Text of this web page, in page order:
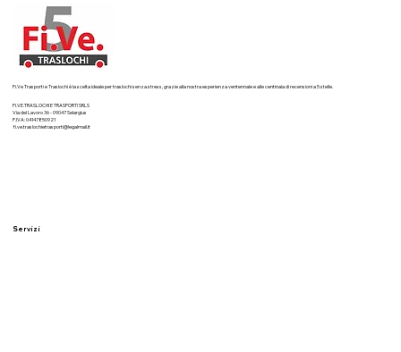
Fi.Ve Trasporti e Traslochi è la scelta ideale per traslochi senza stress, grazie alla nostra esperienza ventennale e alle centinaia di recensioni a 5 stelle.
FI.VE.TRASLOCHI E TRASPORTI SRLS
Via del Lavoro 36 - 09047 Selargius
P.IVA: 04147850921
fi.ve.traslochietrasporti@legalmail.it
Servizi